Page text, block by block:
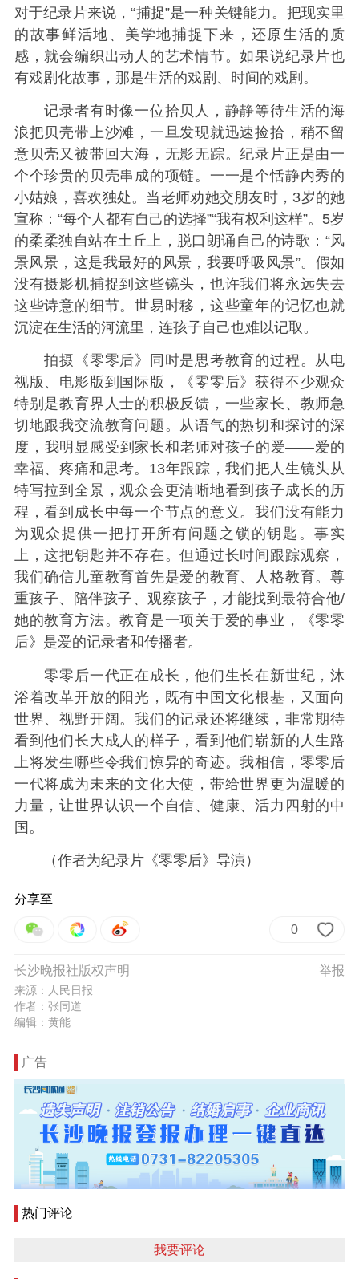
对于纪录片来说，“捕捉”是一种关键能力。把现实里
的故事鲜活地、美学地捕捉下来，还原生活的质
感，就会编织出动人的艺术情节。如果说纪录片也
有戏剧化故事，那是生活的戏剧、时间的戏剧。
记录者有时像一位拾贝人，静静等待生活的海
浪把贝壳带上沙滩，一旦发现就迅速捡拾，稍不留
意贝壳又被带回大海，无影无踪。纪录片正是由一
个个珍贵的贝壳串成的项链。一一是个恬静内秀的
小姑娘，喜欢独处。当老师劝她交朋友时，3岁的她
宣称：“每个人都有自己的选择”“我有权利这样”。5岁
的柔柔独自站在土丘上，脱口朗诵自己的诗歌：“风
景风景，这是我最好的风景，我要呼吸风景”。假如
没有摄影机捕捉到这些镜头，也许我们将永远失去
这些诗意的细节。世易时移，这些童年的记忆也就
沉淀在生活的河流里，连孩子自己也难以记取。
拍摄《零零后》同时是思考教育的过程。从电
视版、电影版到国际版，《零零后》获得不少观众
特别是教育界人士的积极反馈，一些家长、教师急
切地跟我交流教育问题。从语气的热切和探讨的深
度，我明显感受到家长和老师对孩子的爱——爱的
幸福、疼痛和思考。13年跟踪，我们把人生镜头从
特写拉到全景，观众会更清晰地看到孩子成长的历
程，看到成长中每一个节点的意义。我们没有能力
为观众提供一把打开所有问题之锁的钥匙。事实
上，这把钥匙并不存在。但通过长时间跟踪观察，
我们确信儿童教育首先是爱的教育、人格教育。尊
重孩子、陪伴孩子、观察孩子，才能找到最符合他/
她的教育方法。教育是一项关于爱的事业，《零零
后》是爱的记录者和传播者。
零零后一代正在成长，他们生长在新世纪，沐
浴着改革开放的阳光，既有中国文化根基，又面向
世界、视野开阔。我们的记录还将继续，非常期待
看到他们长大成人的样子，看到他们崭新的人生路
上将发生哪些令我们惊异的奇迹。我相信，零零后
一代将成为未来的文化大使，带给世界更为温暖的
力量，让世界认识一个自信、健康、活力四射的中
国。
（作者为纪录片《零零后》导演）
分享至
0
举报
长沙晚报社版权声明
来源：人民日报
作者：张同道
编辑：黄能
广告
热门评论
我要评论